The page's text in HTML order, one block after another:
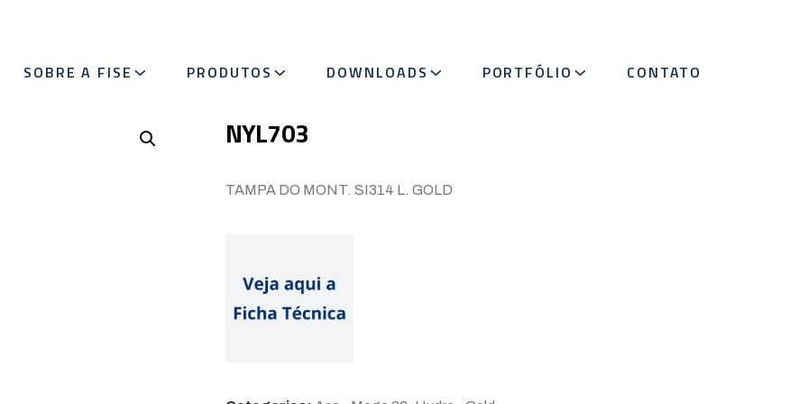
SOBRE A FISE PRODUTOS DOWNLOADS PORTFÓLIO CONTATO
NYL703
TAMPA DO MONT. SI314 L. GOLD